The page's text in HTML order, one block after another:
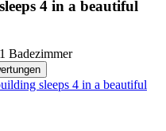
4 in a beautiful
Badezimmer
sleeps 4 in a beautiful